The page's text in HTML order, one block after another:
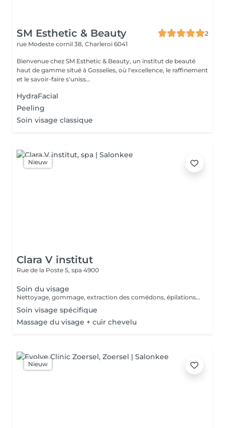
SM Esthetic & Beauty
2
rue Modeste cornil 38, Charleroi 6041
Bienvenue chez SM Esthetic & Beauty, un institut de beauté
haut de gamme situé à Gosselies, où l'excellence, le raffinement
et le savoir-faire s'uniss...
HydraFacial
Peeling
Soin visage classique
Nieuw
Clara V institut
Rue de la Poste 5, spa 4900
Soin du visage
Nettoyage, gommage, extraction des comédons, épilations sourcils, massage.
Soin visage spécifique
Massage du visage + cuir chevelu
Nieuw